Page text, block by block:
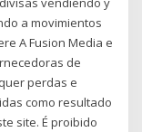
a movimientos
A Fusion Media e
de
perdas e
como resultado
site. É proibido